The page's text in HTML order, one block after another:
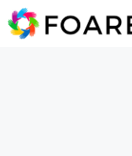
Saltar
al